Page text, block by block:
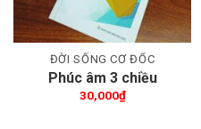
ĐỜI SỐNG CƠ ĐỐC
Phúc âm 3 chiều
30,000₫